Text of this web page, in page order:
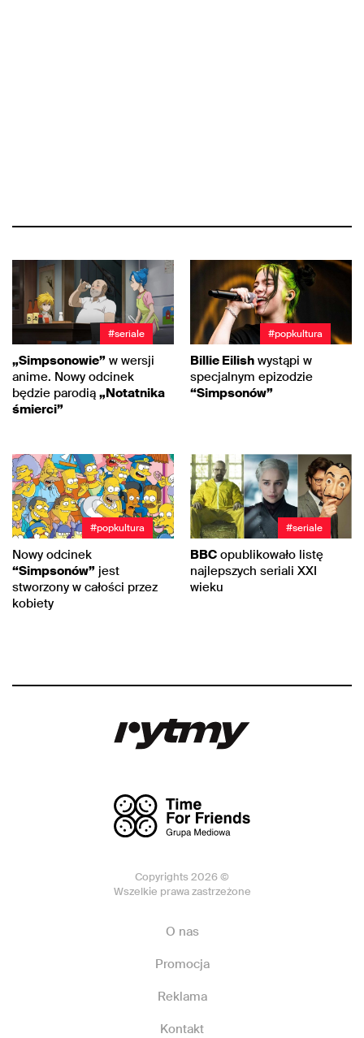
#seriale
„Simpsonowie” w wersji
anime. Nowy odcinek
będzie parodią „Notatnika
śmierci”
#popkultura
Billie Eilish wystąpi w
specjalnym epizodzie
“Simpsonów”
#popkultura
Nowy odcinek
“Simpsonów” jest
stworzony w całości przez
kobiety
#seriale
BBC opublikowało listę
najlepszych seriali XXI
wieku
Copyrights 2026 ©
Wszelkie prawa zastrzeżone
O nas
Promocja
Reklama
Kontakt